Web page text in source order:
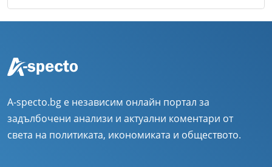
A-specto.bg е независим онлайн портал за
задълбочени анализи и актуални коментари от
света на политиката, икономиката и обществото.